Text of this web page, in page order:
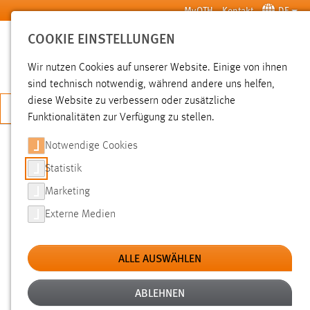
Zum Hauptinhalt springen MyOTH Kontakt DE
SUCHE
JETZT BEWERBEN
Hochschule Aktuelles News der OTH Amberg-Weiden
NEWS
Filter
COOKIE EINSTELLUNGEN
Wir nutzen Cookies auf unserer Website. Einige von ihnen
sind technisch notwendig, während andere uns helfen,
diese Website zu verbessern oder zusätzliche
Funktionalitäten zur Verfügung zu stellen.
Notwendige Cookies
Statistik
Marketing
Externe Medien
ALLE AUSWÄHLEN
ABLEHNEN